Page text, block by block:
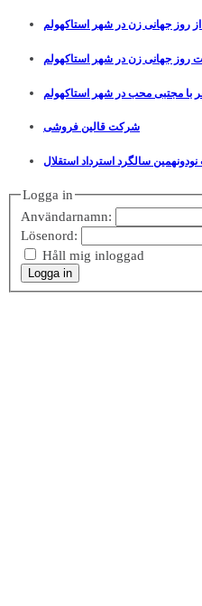
روز جهانی زن در شهر استاکهولم
روز جهانی زن در شهر استاکهولم
مجتبی محب در شهر استاکهولم
شرکت قالین فروشی
سالگرد استرداد استقلال
Logga in
Användarnamn:
Lösenord:
Håll mig inloggad
Logga in